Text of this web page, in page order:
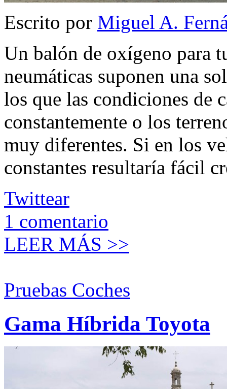
Escrito por Miguel A.
Un balón de oxígeno para
neumáticas suponen una
los que las condiciones de
constantemente o los
muy diferentes. Si en los
constantes resultaría fácil
Twittear
1 comentario
LEER MÁS >>
Pruebas Coches
Gama Híbrida Toyota